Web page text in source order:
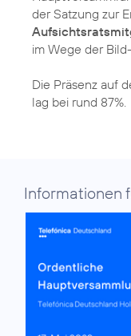
der Satzung zur
im Wege der
Die Präsenz auf
lag bei rund 87%.
Informationen